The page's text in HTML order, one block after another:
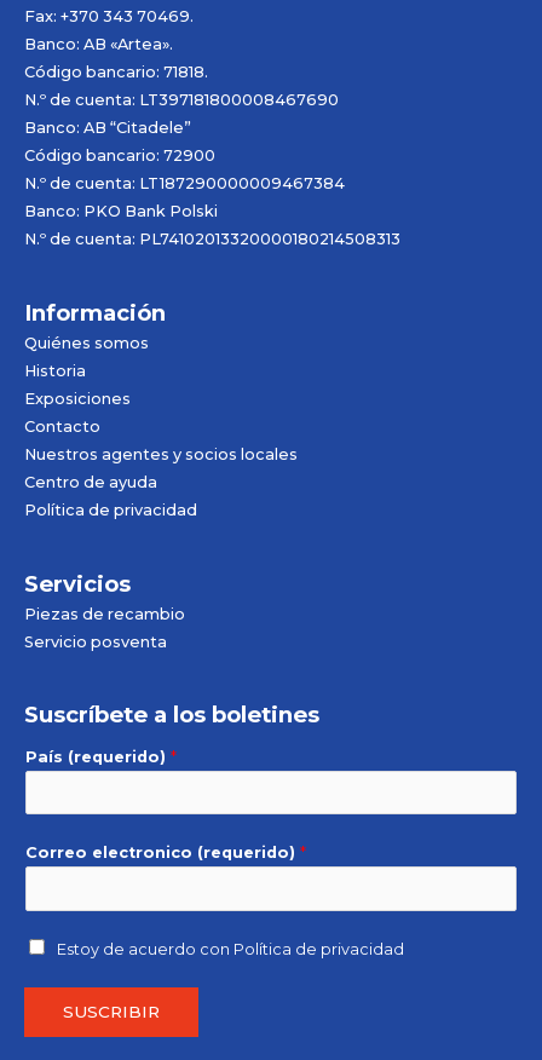
Fax: +370 343 70469.
Banco: AB «Artea».
Código bancario: 71818.
N.º de cuenta: LT397181800008467690
Banco: AB “Citadele”
Código bancario: 72900
N.º de cuenta: LT187290000009467384
Banco: PKO Bank Polski
N.º de cuenta: PL74102013320000180214508313
Información
Quiénes somos
Historia
Exposiciones
Contacto
Nuestros agentes y socios locales
Centro de ayuda
Política de privacidad
Servicios
Piezas de recambio
Servicio posventa
Suscríbete a los boletines
País (requerido) *
Correo electronico (requerido) *
Estoy de acuerdo con Política de privacidad
SUSCRIBIR